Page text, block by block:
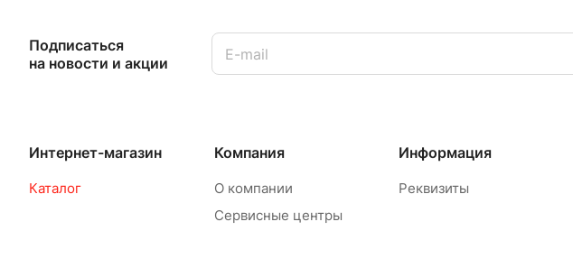
Подписаться
на новости и акции
Интернет-магазин
Каталог
Компания
О компании
Сервисные центры
Информация
Реквизиты